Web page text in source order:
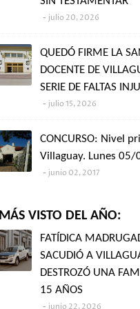
julio 20, 2026
QUEDÓ FIRME LA
DOCENTE DE
SERIE DE FALTAS
julio 15, 2026
CONCURSO: Nivel
Villaguay. Lunes
junio 02, 2017
VISTO DEL AÑO:
FATÍDICA
SACUDIÓ A
DESTROZÓ UNA
15 AÑOS
junio 22, 2026